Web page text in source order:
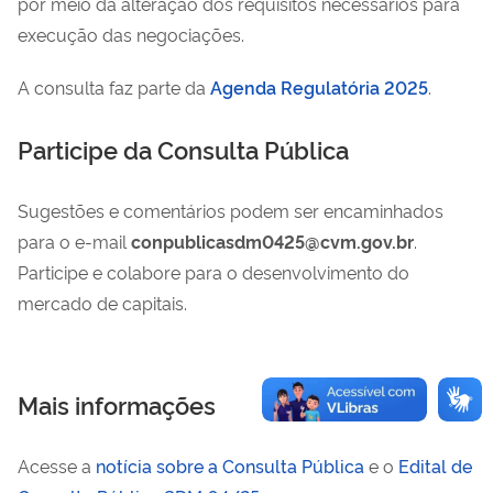
execução das negociações.
A consulta faz parte da Agenda Regulatória 2025.
Participe da Consulta Pública
Sugestões e comentários podem ser encaminhados
para o e-mail conpublicasdm0425@cvm.gov.br.
Participe e colabore para o desenvolvimento do
mercado de capitais.
Mais informações
Acesse a notícia sobre a Consulta Pública e o Edital de